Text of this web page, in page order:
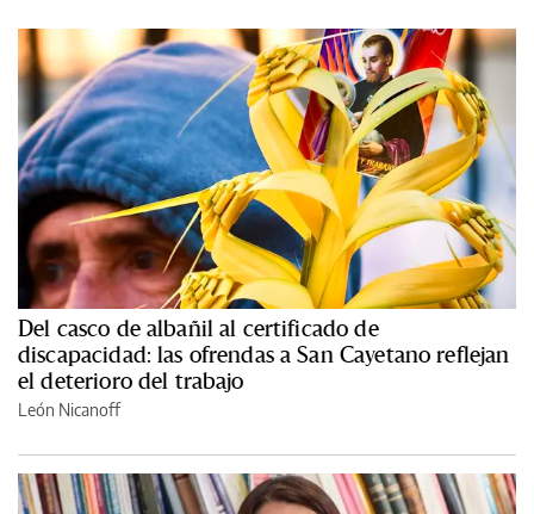
Del casco de albañil al certificado de
discapacidad: las ofrendas a San Cayetano reflejan
el deterioro del trabajo
León Nicanoff